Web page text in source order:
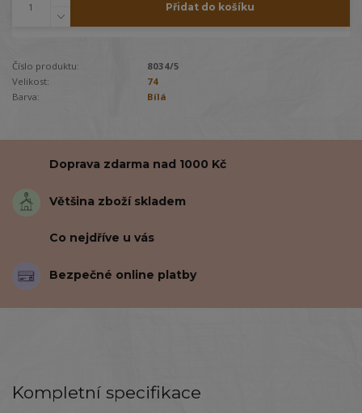
Přidat do košíku
Číslo produktu:
8034/5
Velikost:
74
Barva:
Bílá
Doprava zdarma nad 1000 Kč
Většina zboží skladem
Co nejdříve u vás
Bezpečné online platby
Kompletní specifikace